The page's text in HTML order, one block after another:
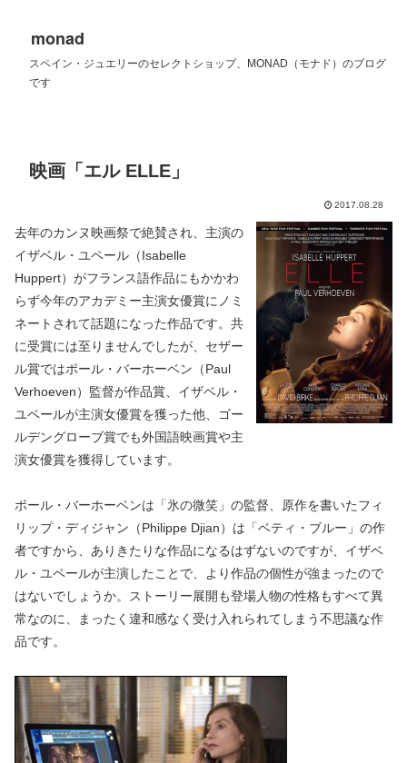
monad
スペイン・ジュエリーのセレクトショップ、MONAD（モナド）のブログ
です
映画「エル ELLE」
2017.08.28
去年のカンヌ映画祭で絶賛され、主演の
イザベル・ユペール（Isabelle
Huppert）がフランス語作品にもかかわ
らず今年のアカデミー主演女優賞にノミ
ネートされて話題になった作品です。共
に受賞には至りませんでしたが、セザー
ル賞ではポール・バーホーベン（Paul
Verhoeven）監督が作品賞、イザベル・
ユペールが主演女優賞を獲った他、ゴー
ルデングローブ賞でも外国語映画賞や主
演女優賞を獲得しています。
ポール・バーホーベンは「氷の微笑」の監督、原作を書いたフィ
リップ・ディジャン（Philippe Djian）は「ベティ・ブルー」の作
者ですから、ありきたりな作品になるはずないのですが、イザベ
ル・ユペールが主演したことで、より作品の個性が強まったので
はないでしょうか。ストーリー展開も登場人物の性格もすべて異
常なのに、まったく違和感なく受け入れられてしまう不思議な作
品です。